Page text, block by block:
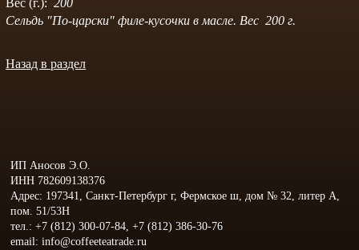
Вес (г.): 200
Сельдь "По-царски" филе-кусочки в масле. Вес 200 г.
Назад в раздел
ИП Аносов Э.О.
ИНН 782609138376
Адрес: 197341, Санкт-Петербург г, Фермское ш, дом № 32, литер А,
пом. 51/53Н
тел.: +7 (812) 300-07-84, +7 (812) 386-30-76
email: info@coffeeteatrade.ru